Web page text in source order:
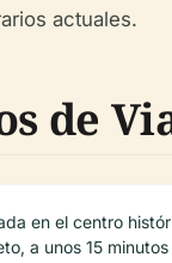
actuales.
de
en el centro
a unos 15